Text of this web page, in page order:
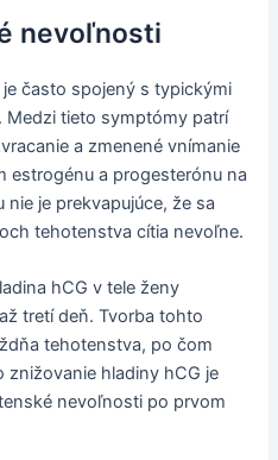
nevoľnosti
často spojený s typickými
tieto symptómy patrí
a zmenené vnímanie
estrogénu a progesterónu na
je prekvapujúce, že sa
tehotenstva cítia nevoľne.
hCG v tele ženy
tretí deň. Tvorba tohto
tehotenstva, po čom
znižovanie hladiny hCG je
nevoľnosti po prvom